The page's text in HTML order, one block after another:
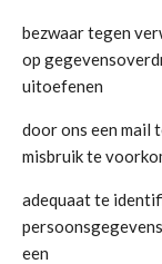
bezwaar tegen
op
uitoefenen
door ons een mail
misbruik te
adequaat te
een